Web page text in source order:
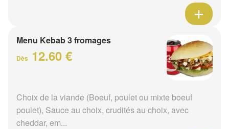
Menu Kebab 3 fromages
Dès 12.60 €
Choix de la viande (Boeuf, poulet ou mixte boeuf
poulet), Sauce au choix, crudités au choix, avec
cheddar, em...